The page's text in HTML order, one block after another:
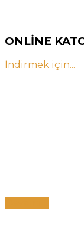
ONLİNE
İndirmek için...